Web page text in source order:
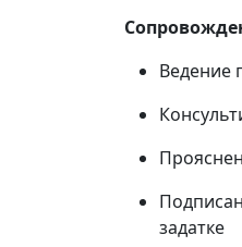
Ведение
задатке